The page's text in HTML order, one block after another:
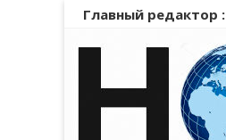
Главный редактор :